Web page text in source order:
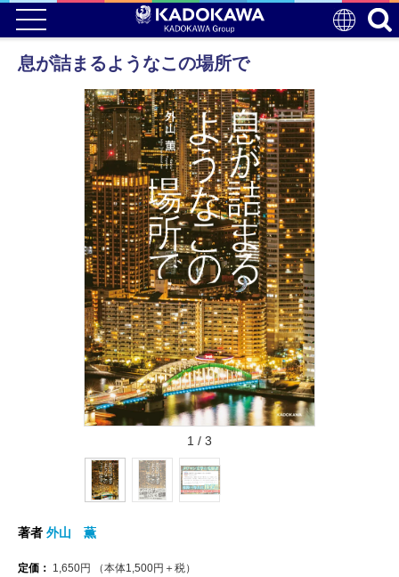
息が詰まるようなこの場所で
1 / 3
著者 外山 薫
定価： 1,650円 （本体1,500円＋税）